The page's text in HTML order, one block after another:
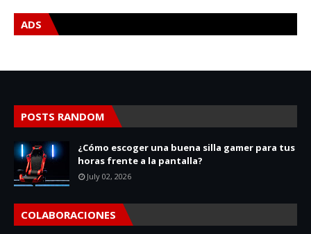
ADS
POSTS RANDOM
¿Cómo escoger una buena silla gamer para tus
horas frente a la pantalla?
July 02, 2026
COLABORACIONES